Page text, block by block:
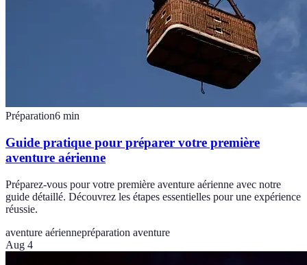
Préparation6 min
Guide pratique pour préparer votre première
aventure aérienne
Préparez-vous pour votre première aventure aérienne avec notre
guide détaillé. Découvrez les étapes essentielles pour une expérience
réussie.
aventure aériennepréparation aventure
Aug 4